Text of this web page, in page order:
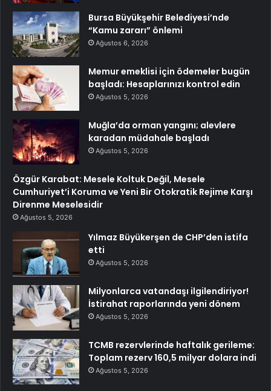
Bursa Büyükşehir Belediyesi’nde
“Kamu zararı” önlemi
Ağustos 6, 2026
Memur emeklisi için ödemeler bugün
başladı: Hesaplarınızı kontrol edin
Ağustos 5, 2026
Muğla’da orman yangını; alevlere
karadan müdahale başladı
Ağustos 5, 2026
Özgür Karabat: Mesele Koltuk Değil, Mesele
Cumhuriyet’i Koruma ve Yeni Bir Otokratik Rejime Karşı
Direnme Meselesidir
Ağustos 5, 2026
Yılmaz Büyükerşen de CHP’den istifa
etti
Ağustos 5, 2026
Milyonlarca vatandaşı ilgilendiriyor!
İstirahat raporlarında yeni dönem
Ağustos 5, 2026
TCMB rezervlerinde haftalık gerileme:
Toplam rezerv 160,5 milyar dolara indi
Ağustos 5, 2026